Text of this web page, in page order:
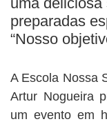
preparadas
“Nosso
A Escola Nossa
Artur Nogueira
um evento em